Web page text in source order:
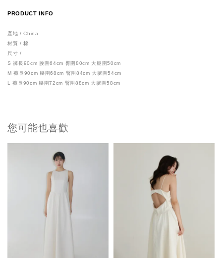
PRODUCT INFO
產地 / China
材質 / 棉
尺寸 /
S 褲長90cm 腰圍64cm 臀圍80cm 大腿圍50cm
M 褲長90cm 腰圍68cm 臀圍84cm 大腿圍54cm
L 褲長90cm 腰圍72cm 臀圍88cm 大腿圍58cm
您可能也喜歡